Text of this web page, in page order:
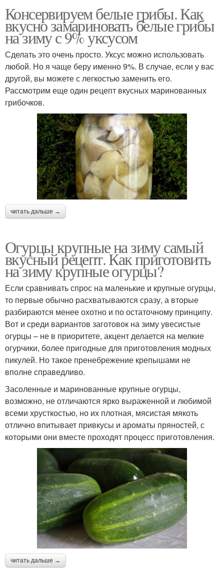
Консервируем белые грибы. Как
вкусно замариновать белые грибы
на зиму с 9% уксусом
Сделать это очень просто. Уксус можно использовать
любой. Но я чаще беру именно 9%. В случае, если у вас
другой, вы можете с легкостью заменить его.
Рассмотрим еще один рецепт вкусных маринованных
грибочков.
читать дальше →
Огурцы крупные на зиму самый
вкусный рецепт. Как приготовить
на зиму крупные огурцы?
Если сравнивать спрос на маленькие и крупные огурцы,
то первые обычно расхватываются сразу, а вторые
разбираются менее охотно и по остаточному принципу.
Вот и среди вариантов заготовок на зиму увесистые
огурцы – не в приоритете, акцент делается на мелкие
огурчики, более пригодные для приготовления модных
пикулей. Но такое пренебрежение крепышами не
вполне справедливо.
Засоленные и маринованные крупные огурцы,
возможно, не отличаются ярко выраженной и любимой
всеми хрусткостью, но их плотная, мясистая мякоть
отлично впитывает привкусы и ароматы пряностей, с
которыми они вместе проходят процесс приготовления.
читать дальше →